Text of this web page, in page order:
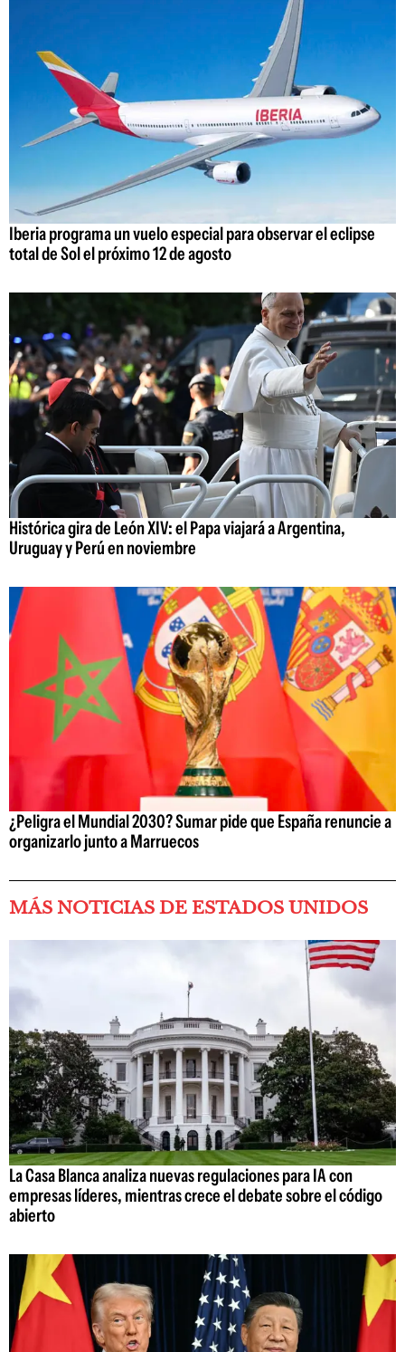
Iberia programa un vuelo especial para observar el eclipse
total de Sol el próximo 12 de agosto
Histórica gira de León XIV: el Papa viajará a Argentina,
Uruguay y Perú en noviembre
¿Peligra el Mundial 2030? Sumar pide que España renuncie a
organizarlo junto a Marruecos
MÁS NOTICIAS DE ESTADOS UNIDOS
La Casa Blanca analiza nuevas regulaciones para IA con
empresas líderes, mientras crece el debate sobre el código
abierto